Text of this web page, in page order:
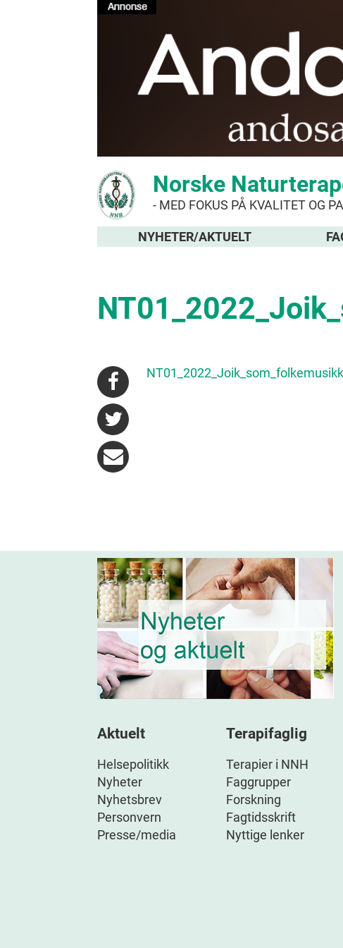
Norske
- MED FOKUS PÅ KVALITET OG
NYHETER/AKTUELT
Aktuelt
Helsepolitikk
Nyheter
Nyhetsbrev
Personvern
Presse/media
Terapifaglig
Terapier i NNH
Faggrupper
Forskning
Fagtidsskrift
Nyttige lenker